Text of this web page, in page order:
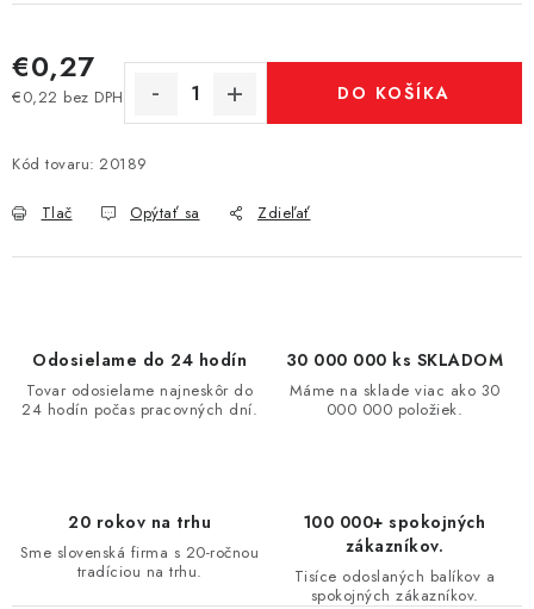
€0,27
€0,22 bez DPH
Jednotková cena:
DO KOŠÍKA
Kód tovaru: 20189
Tlač Opýtať sa Zdieľať
Odosielame do 24 hodín
Tovar odosielame najneskôr do
24 hodín počas pracovných dní.
30 000 000 ks SKLADOM
Máme na sklade viac ako 30
000 000 položiek.
20 rokov na trhu
Sme slovenská firma s 20-ročnou
tradíciou na trhu.
100 000+ spokojných
zákazníkov.
Tisíce odoslaných balíkov a
spokojných zákazníkov.